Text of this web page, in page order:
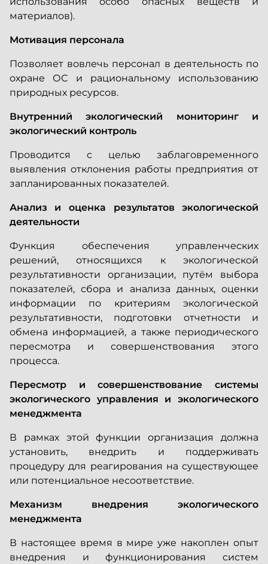
материалов).
Мотивация персонала
Позволяет вовлечь персонал в деятельность по
охране ОС и рациональному использованию
природных ресурсов.
Внутренний экологический мониторинг и
экологический контроль
Проводится с целью заблаговременного
выявления отклонения работы предприятия от
запланированных показателей.
Анализ и оценка результатов экологической
деятельности
Функция обеспечения управленческих
решений, относящихся к экологической
результативности организации, путём выбора
показателей, сбора и анализа данных, оценки
информации по критериям экологической
результативности, подготовки отчетности и
обмена информацией, а также периодического
пересмотра и совершенствования этого
процесса.
Пересмотр и совершенствование системы
экологического управления и экологического
менеджмента
В рамках этой функции организация должна
установить, внедрить и поддерживать
процедуру для реагирования на существующее
или потенциальное несоответствие.
Механизм внедрения экологического
менеджмента
В настоящее время в мире уже накоплен опыт
внедрения и функционирования систем